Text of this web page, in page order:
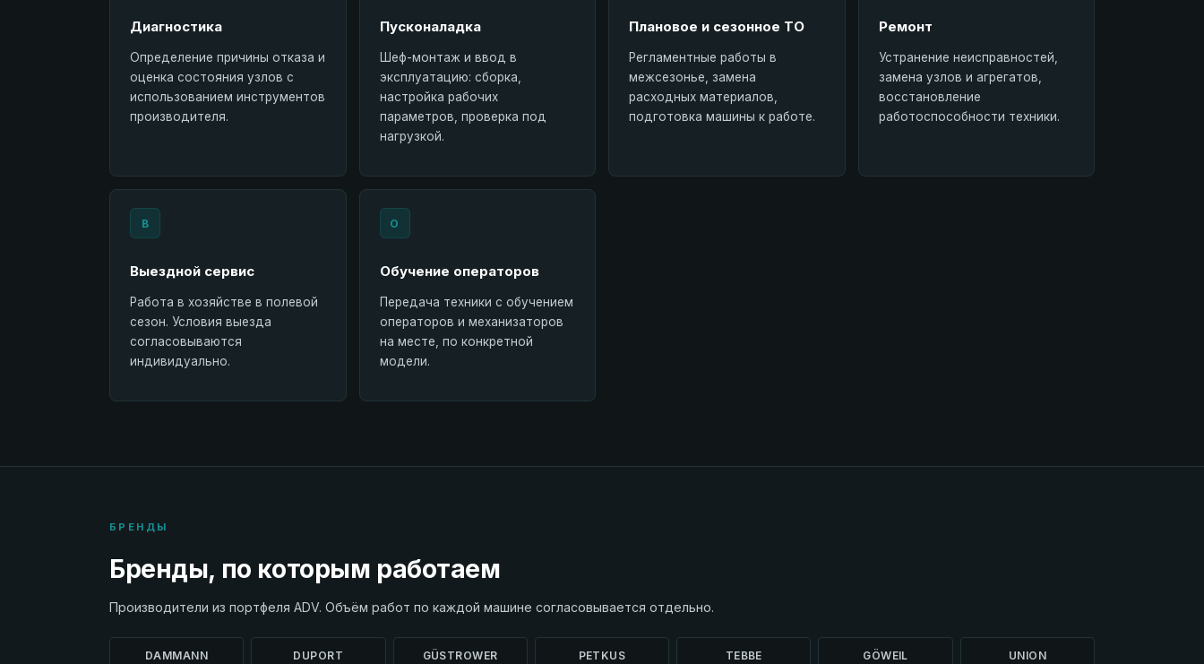
Диагностика
Определение причины отказа и
оценка состояния узлов с
использованием инструментов
производителя.
Пусконаладка
Шеф-монтаж и ввод в
эксплуатацию: сборка,
настройка рабочих
параметров, проверка под
нагрузкой.
Плановое и сезонное ТО
Регламентные работы в
межсезонье, замена
расходных материалов,
подготовка машины к работе.
Ремонт
Устранение неисправностей,
замена узлов и агрегатов,
восстановление
работоспособности техники.
В
Выездной сервис
Работа в хозяйстве в полевой
сезон. Условия выезда
согласовываются
индивидуально.
О
Обучение операторов
Передача техники с обучением
операторов и механизаторов
на месте, по конкретной
модели.
БРЕНДЫ
Бренды, по которым работаем
Производители из портфеля ADV. Объём работ по каждой машине согласовывается отдельно.
DAMMANN DUPORT GÜSTROWER PETKUS TEBBE GÖWEIL UNION